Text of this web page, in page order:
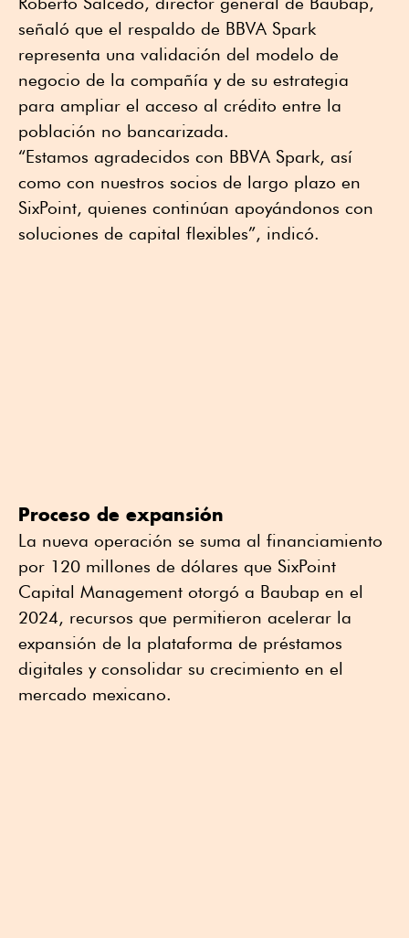
señaló que el respaldo de BBVA Spark
representa una validación del modelo de
negocio de la compañía y de su estrategia
para ampliar el acceso al crédito entre la
población no bancarizada.
“Estamos agradecidos con BBVA Spark, así
como con nuestros socios de largo plazo en
SixPoint, quienes continúan apoyándonos con
soluciones de capital flexibles”, indicó.
Proceso de expansión
La nueva operación se suma al financiamiento
por 120 millones de dólares que SixPoint
Capital Management otorgó a Baubap en el
2024, recursos que permitieron acelerar la
expansión de la plataforma de préstamos
digitales y consolidar su crecimiento en el
mercado mexicano.